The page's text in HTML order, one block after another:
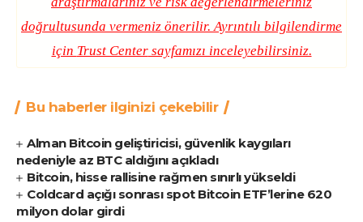
doğrultusunda vermeniz önerilir. Ayrıntılı bilgilendirme
için Trust Centersayfamızı inceleyebilirsiniz.
Bu haberler ilginizi çekebilir
Alman Bitcoin geliştiricisi, güvenlik kaygıları
nedeniyle az BTC aldığını açıkladı
Bitcoin, hisse rallisine rağmen sınırlı yükseldi
Coldcard açığı sonrası spot Bitcoin ETF’lerine 620
milyon dolar girdi